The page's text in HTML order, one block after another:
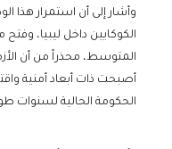
وأشار إلى أن استمرار هذا
الكوكايين داخل ليبيا،
المتوسط، محذراً من أن
أصبحت ذات أبعاد أمنية
الحكومة الحالية لسنوات